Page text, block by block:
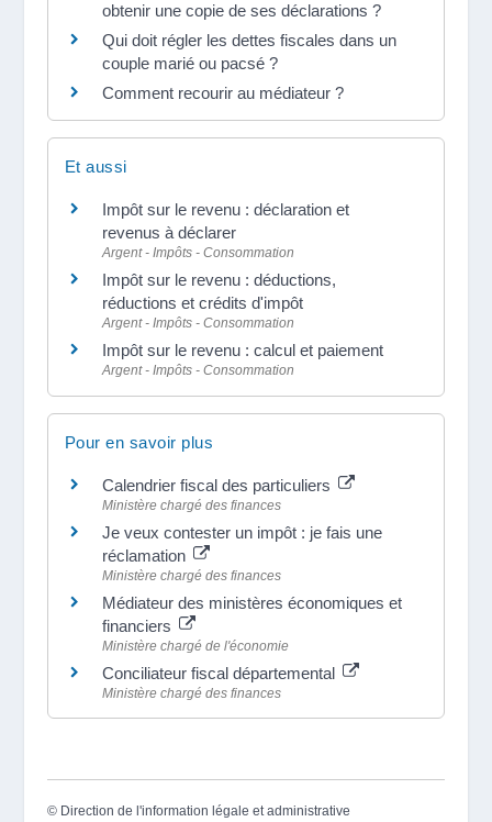
obtenir une copie de ses déclarations ?
Qui doit régler les dettes fiscales dans un
couple marié ou pacsé ?
Comment recourir au médiateur ?
Et aussi
Impôt sur le revenu : déclaration et
revenus à déclarer
Argent - Impôts - Consommation
Impôt sur le revenu : déductions,
réductions et crédits d'impôt
Argent - Impôts - Consommation
Impôt sur le revenu : calcul et paiement
Argent - Impôts - Consommation
Pour en savoir plus
Calendrier fiscal des particuliers
Ministère chargé des finances
Je veux contester un impôt : je fais une
réclamation
Ministère chargé des finances
Médiateur des ministères économiques et
financiers
Ministère chargé de l'économie
Conciliateur fiscal départemental
Ministère chargé des finances
© Direction de l'information légale et administrative